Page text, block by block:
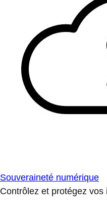
Souveraineté numérique
Contrôlez et protégez